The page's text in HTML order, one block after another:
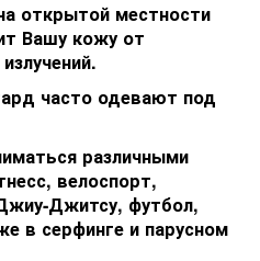
открытой местности
Вашу кожу от
часто одевают под
различными
велоспорт,
Джитсу, футбол,
в серфинге и парусном